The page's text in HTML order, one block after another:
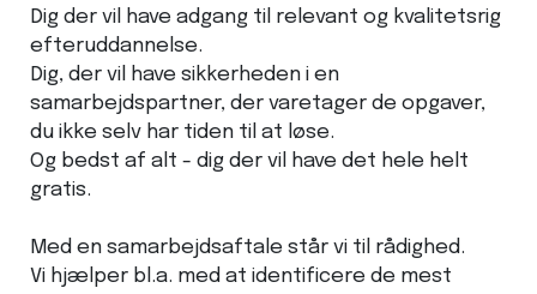
Dig der vil have adgang til relevant og kvalitetsrig
efteruddannelse.
Dig, der vil have sikkerheden i en
samarbejdspartner, der varetager de opgaver,
du ikke selv har tiden til at løse.
Og bedst af alt - dig der vil have det hele helt
gratis.
Med en samarbejdsaftale står vi til rådighed.
Vi hjælper bl.a. med at identificere de mest